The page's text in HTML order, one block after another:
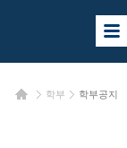
사
이
열
홈 학부 학부공지